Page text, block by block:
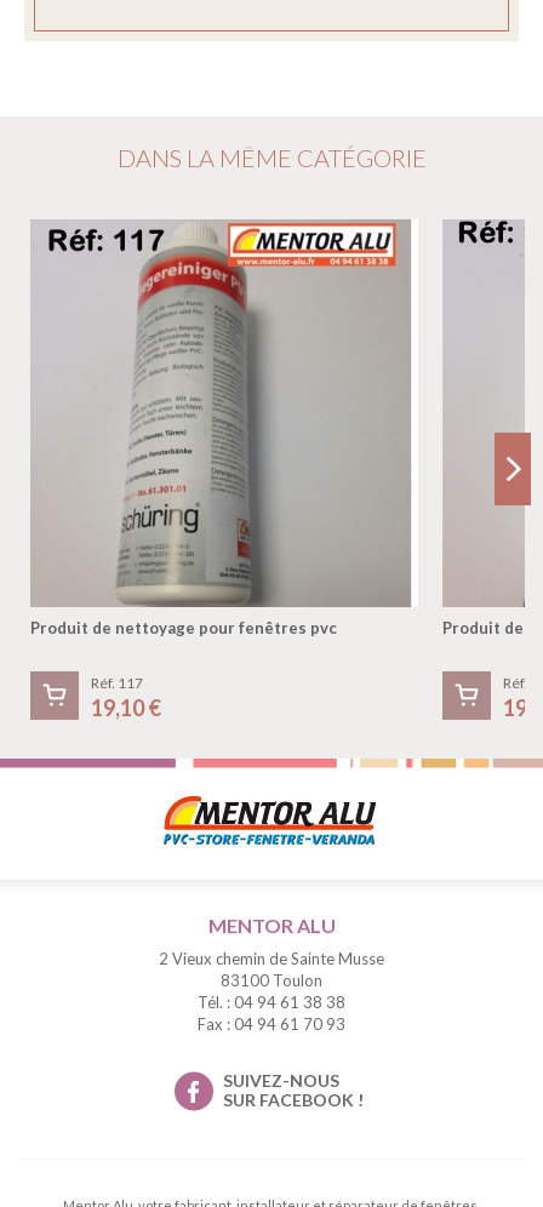
DANS LA MÊME CATÉGORIE
Produit de nettoyage pour fenêtres pvc
Réf. 117
19,10 €
Produit de
Réf.
MENTOR ALU
2 Vieux chemin de Sainte Musse
83100 Toulon
Tél. : 04 94 61 38 38
Fax : 04 94 61 70 93
SUIVEZ-NOUS
SUR FACEBOOK !